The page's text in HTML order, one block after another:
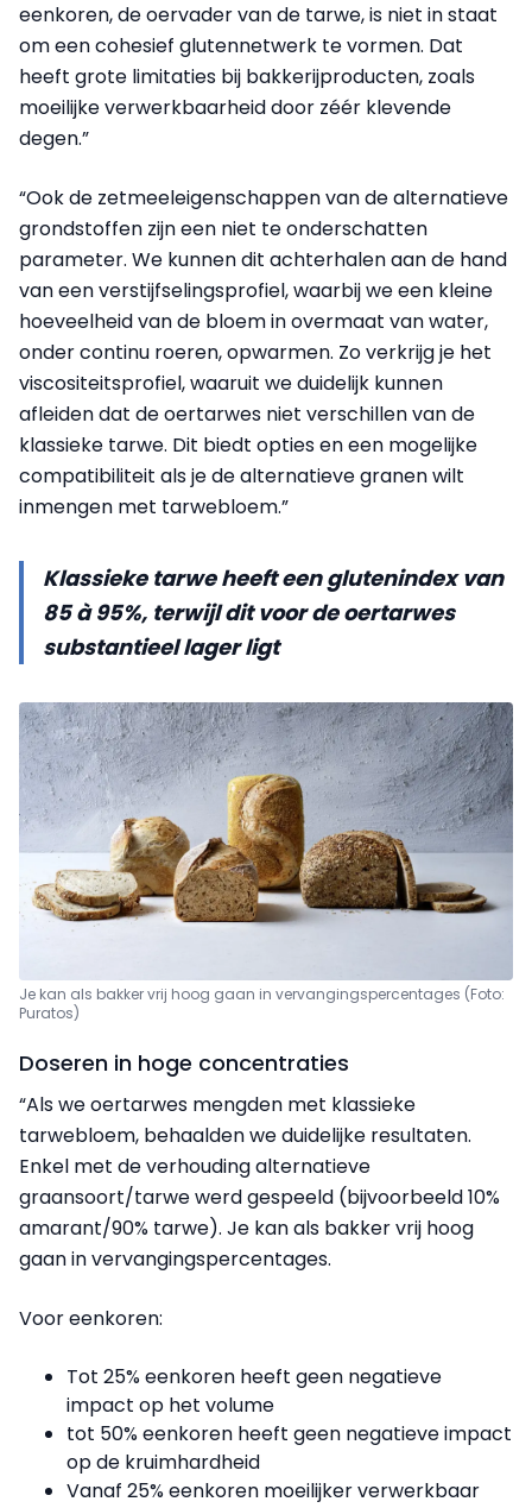
eenkoren, de oervader van de tarwe, is niet in staat
om een cohesief glutennetwerk te vormen. Dat
heeft grote limitaties bij bakkerijproducten, zoals
moeilijke verwerkbaarheid door zéér klevende
degen.”
“Ook de zetmeeleigenschappen van de alternatieve
grondstoffen zijn een niet te onderschatten
parameter. We kunnen dit achterhalen aan de hand
van een verstijfselingsprofiel, waarbij we een kleine
hoeveelheid van de bloem in overmaat van water,
onder continu roeren, opwarmen. Zo verkrijg je het
viscositeitsprofiel, waaruit we duidelijk kunnen
afleiden dat de oertarwes niet verschillen van de
klassieke tarwe. Dit biedt opties en een mogelijke
compatibiliteit als je de alternatieve granen wilt
inmengen met tarwebloem.”
Klassieke tarwe heeft een glutenindex van
85 à 95%, terwijl dit voor de oertarwes
substantieel lager ligt
Je kan als bakker vrij hoog gaan in vervangingspercentages (Foto:
Puratos)
Doseren in hoge concentraties
“Als we oertarwes mengden met klassieke
tarwebloem, behaalden we duidelijke resultaten.
Enkel met de verhouding alternatieve
graansoort/tarwe werd gespeeld (bijvoorbeeld 10%
amarant/90% tarwe). Je kan als bakker vrij hoog
gaan in vervangingspercentages.
Voor eenkoren:
Tot 25% eenkoren heeft geen negatieve
impact op het volume
tot 50% eenkoren heeft geen negatieve impact
op de kruimhardheid
Vanaf 25% eenkoren moeilijker verwerkbaar